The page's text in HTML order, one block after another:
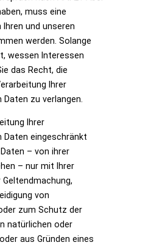
muss eine
und unseren
werden. Solange
wessen Interessen
das Recht, die
Ihrer
zu verlangen.
Ihrer
Daten eingeschränkt
– von ihrer
– nur mit Ihrer
Geltendmachung,
von
zum Schutz der
natürlichen oder
aus Gründen eines